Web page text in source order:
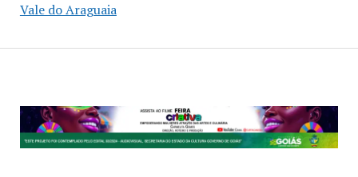
Vale do Araguaia